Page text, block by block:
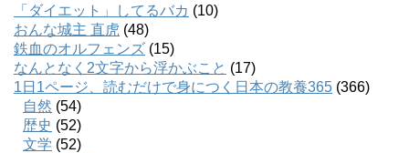
「ダイエット」してるバカ (10)
おんな城主 直虎 (48)
鉄血のオルフェンズ (15)
なんとなく2文字から浮かぶこと (17)
1日1ページ、読むだけで身につく日本の教養365 (366)
自然 (54)
歴史 (52)
文学 (52)